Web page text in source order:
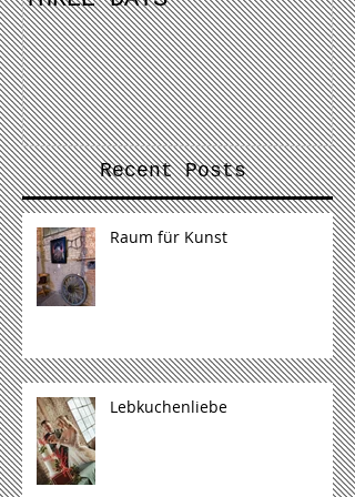
Recent Posts
Raum für Kunst
Lebkuchenliebe